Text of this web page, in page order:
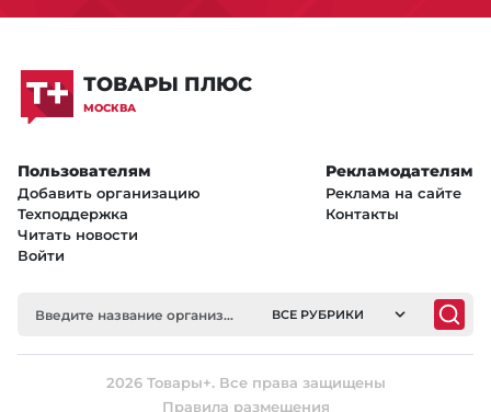
ТОВАРЫ ПЛЮС
МОСКВА
Пользователям
Добавить организацию
Техподдержка
Читать новости
Войти
Рекламодателям
Реклама на сайте
Контакты
ВСЕ РУБРИКИ
2026 Товары+. Все права защищены
Правила размещения